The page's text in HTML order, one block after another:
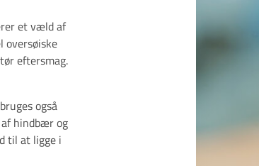
et væld af
oversøiske
eftersmag.
også
hindbær og
til at ligge i